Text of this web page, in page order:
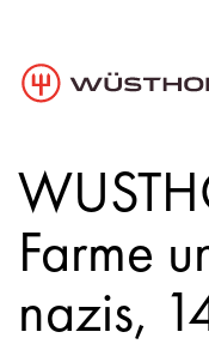
WUSTHOF Urban
Farme
nazis,